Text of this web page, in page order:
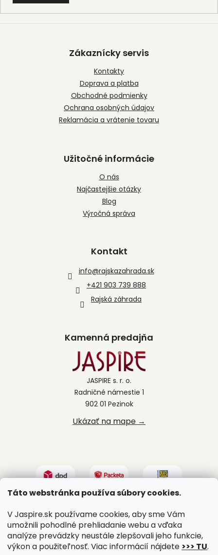
Táto webstránka používa súbory cookies.
V Jaspire.sk používame cookies, aby sme Vám
umožnili pohodlné prehliadanie webu a vďaka
analýze prevádzky neustále zlepšovali jeho funkcie,
výkon a použiteľnosť. Viac informácií nájdete >>> TU.
Z
Zákaznícky servis
Kontakty
Doprava a platba
Obchodné podmienky
Ochrana osobných údajov
Reklamácia a vrátenie tovaru
Užitočné informácie
O nás
Najčastejšie otázky
Blog
Výročná správa
Kontakt
info@rajskazahrada.sk
+421 903 739 888
Rajská záhrada
Kamenná predajňa
JASPIRE s. r. o.
Radničné námestie 1
902 01 Pezinok
Ukázať na mape →